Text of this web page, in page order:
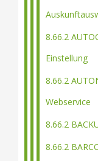
8.66.2
Einstellung
8.66.2
Webservice
8.66.2
8.66.2